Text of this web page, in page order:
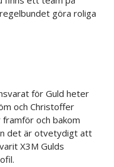
göra roliga
för Guld heter
och Christoffer
och bakom
det är otvetydigt att
X3M Gulds